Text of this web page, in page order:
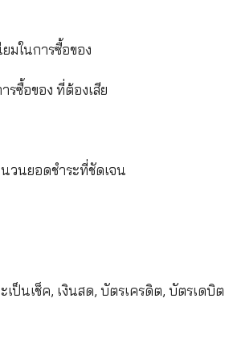
ตรงที่ อนุมัติไว ไม่ต้องตรวจสอบ
เวลาในการอนุมัติ